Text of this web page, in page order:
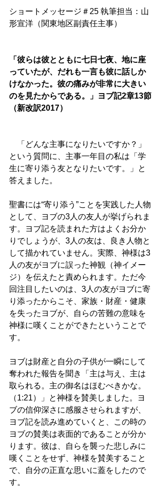
ショートメッセージ＃25 執筆担当：山
形宣洋（関東地区副責任主事）
「彼らは彼とともに七日七夜、地に座
っていたが、だれも一言も彼に話しか
けなかった。彼の痛みが非常に大きい
のを見たからである。」ヨブ記2章13節
（新改訳2017）
「どんな主事になりたいですか？」
という質問に、主事一年目の私は「学
生に寄り添う友となりたいです。」と
答えました。
聖書には“寄り添う”ことを実践した人物
として、ヨブの3人の友人が挙げられま
す。ヨブ記を読まれた方はよくお分か
りでしょうが、3人の友は、良き人物と
して描かれていません。実際、神様は3
人の友がヨブに誤った神観（神イメー
ジ）を伝えたと責められます。ただ今
回注目したいのは、3人の友がヨブに寄
り添ったからこそ、家族・財産・健康
を失ったヨブが、自らの苦難の意味を
神様に嘆くことができたということで
す。
ヨブは財産と自分の子供が一瞬にして
奪われた報告を聞き「主は与え、主は
取られる。主の御名はほむべきかな。
（1:21）」と神様を賛美しました。ヨ
ブの信仰深さに感服させられますが、
ヨブ記を読み進めていくと、この時の
ヨブの賛美は表面的であることが分か
ります。彼は、自らを襲った悲しみに
嘆くことをせず、神様を賛美すること
で、自分の正直な思いに蓋をしたので
す。